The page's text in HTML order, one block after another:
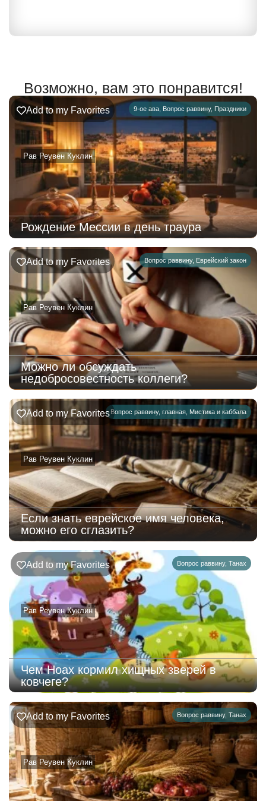
Возможно, вам это понравится!
9-ое ава Вопрос раввину, Праздники
Рав Реувен Куклин
Add to my Favorites
Рождение Мессии в день траура
Вопрос раввину, Еврейский закон
Рав Реувен Куклин
Add to my Favorites
Можно ли обсуждать
недобросовестность коллеги?
Вопрос раввину, главная Мистика и каббала
Рав Реувен Куклин
Add to my Favorites
Если знать еврейское имя человека,
можно его сглазить?
Вопрос раввину, Танах
Рав Реувен Куклин
Add to my Favorites
Чем Ноах кормил хищных зверей в
ковчеге?
Вопрос раввину, Танах
Рав Реувен Куклин
Add to my Favorites